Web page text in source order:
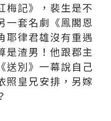
梅記》，裴生是不
一套名劇《鳯閣恩
耶律君雄沒有重遇
是渣男！他跟郡主
送別》一幕說自己
照皇兄安排，另嫁